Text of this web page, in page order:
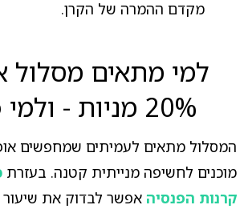
מקדם ההמרה של הקרן.
למי מתאים מסלול
20% מניות - ולמי פחות?
המסלול מתאים לעמיתים שמחפשים
מוכנים לחשיפה מנייתית קטנה. בעזרת
קרנות הפנסיהאפשר לבדוק את שיעור